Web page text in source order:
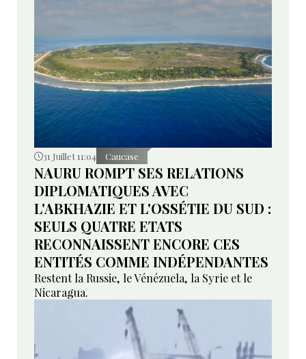
31 Juillet 11:04 Caucase
NAURU ROMPT SES RELATIONS
DIPLOMATIQUES AVEC
L'ABKHAZIE ET L'OSSÉTIE DU SUD :
SEULS QUATRE ETATS
RECONNAISSENT ENCORE CES
ENTITÉS COMME INDÉPENDANTES
Restent la Russie, le Vénézuela, la Syrie et le
Nicaragua.